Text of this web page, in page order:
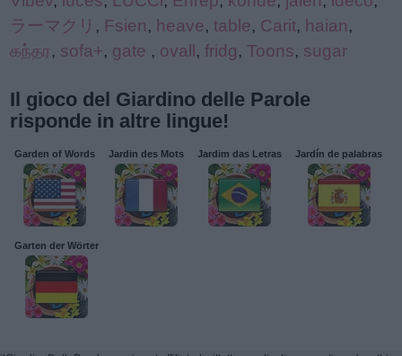
ラーマクリ , Fsien, heave, table, Carit, haian,
கந்தர, sofa+, gate , ovall, fridg, Toons, sugar
Il gioco del Giardino delle Parole
risponde in altre lingue!
Garden of Words Jardin des Mots Jardim das Letras Jardín de palabras
Garten der Wörter